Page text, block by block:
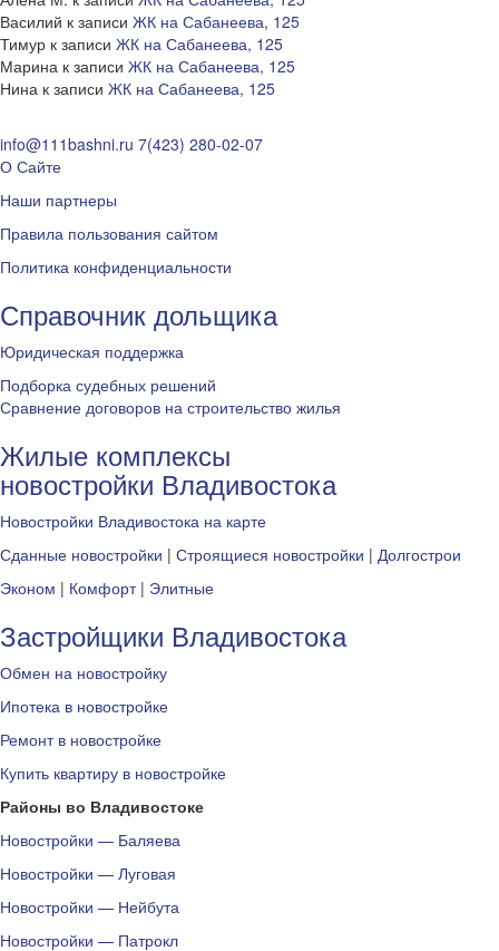
Василий к записи ЖК на Сабанеева, 125
Тимур к записи ЖК на Сабанеева, 125
Марина к записи ЖК на Сабанеева, 125
Нина к записи ЖК на Сабанеева, 125
info@111bashni.ru 7(423) 280-02-07
О Сайте
Наши партнеры
Правила пользования сайтом
Политика конфиденциальности
Справочник дольщика
Юридическая поддержка
Подборка судебных решений
Сравнение договоров на строительство жилья
Жилые комплексы
новостройки Владивостока
Новостройки Владивостока на карте
Сданные новостройки | Строящиеся новостройки | Долгострои
Эконом | Комфорт| Элитные
Застройщики Владивостока
Обмен на новостройку
Ипотека в новостройке
Ремонт в новостройке
Купить квартиру в новостройке
Районы во Владивостоке
Новостройки — Баляева
Новостройки — Луговая
Новостройки — Нейбута
Новостройки — Патрокл